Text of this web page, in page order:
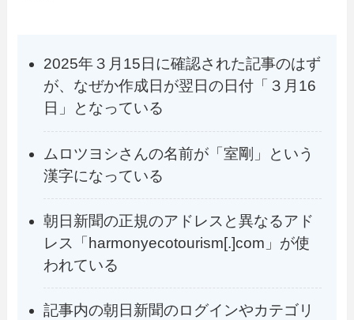
2025年３月15日に確認された記事のはず
が、なぜか作成日が翌日の日付「３月16
日」となっている
ムロツヨシさんの名前が「室剛」という
漢字になっている
朝日新聞の正規のアドレスと異なるアド
レス「harmonyecotourism[.]com」が使
われている
記事内の朝日新聞のログインやカテゴリ